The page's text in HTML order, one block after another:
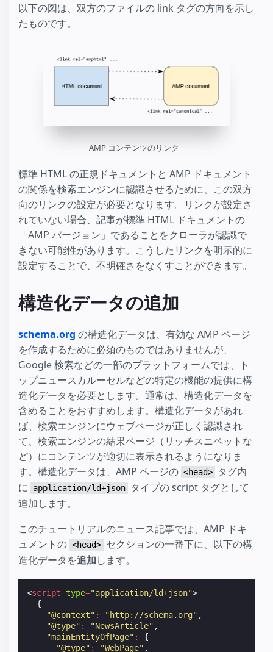
以下の図は、双方のファイルの link タグの方向を示し
たものです。
AMP コンテンツのリンク
標準 HTML の正規ドキュメントと AMP ドキュメント
の関係を検索エンジンに認識させるために、この双方
向のリンクの設定が必要となります。リンクが設定さ
れていない場合、記事が標準 HTML ドキュメントの
「AMP バージョン」であることをクローラが認識で
きない可能性があります。こうしたリンクを明示的に
設定することで、不明確さをなくすことができます。
構造化データの追加
schema.org の構造化データは、有効な AMP ページ
を作成するために必須のものではありませんが、
Google 検索などの一部のプラットフォームでは、ト
ップニュースカルーセルなどの特定の機能の提供に構
造化データを必要とします。通常は、構造化データを
含めることをおすすめします。構造化データがあれ
ば、検索エンジンにウェブページが正しく認識され
て、検索エンジンの結果ページ（リッチスニペットな
ど）にコンテンツが適切に表示されるようになりま
す。構造化データは、AMP ページの <head>
タグ内
に
application/ld+json
タイプの script タグとして
追加します。
このチュートリアルのニュース記事では、AMP ドキ
ュメントの <head> セクションの一番下に、以下の構
造化データを追加します。
<script type="application/ld+json">
{
"@context" : "http://schema.org" ,
"@type" : "NewsArticle" ,
"mainEntityOfPage" :
{
"@type" : "WebPage" ,